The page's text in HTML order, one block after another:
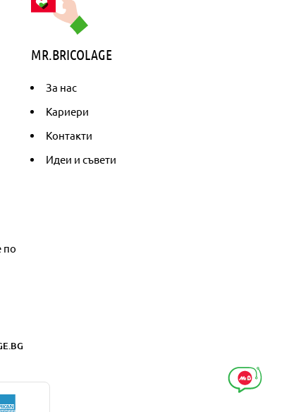
по
MR.BRICOLAGE
За нас
Кариери
Контакти
Идеи и съвети